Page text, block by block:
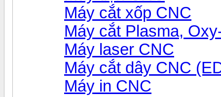
Máy cắt xốp CNC
Máy cắt Plasma,
Máy laser CNC
Máy cắt dây CNC
Máy in CNC